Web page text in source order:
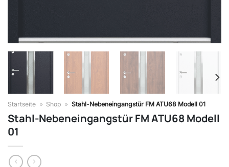
Startseite » Shop » Stahl-Nebeneingangstür FM ATU68 Modell 01
Stahl-Nebeneingangstür FM ATU68 Modell
01